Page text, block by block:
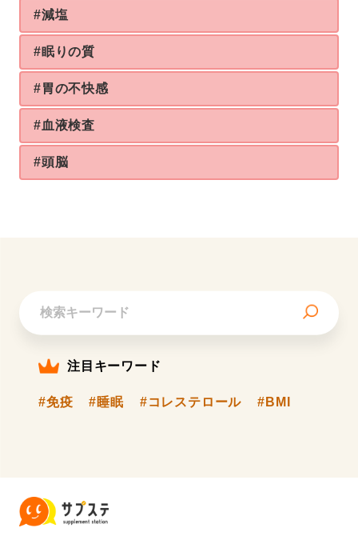
#減塩
#眠りの質
#胃の不快感
#血液検査
#頭脳
注目キーワード
#免疫 #睡眠 #コレステロール #BMI